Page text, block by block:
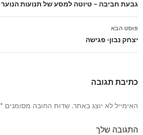
ניווט
פוסטים
גבעת חביבה – טיוטה למסע של תנועות הנוער
פוסט הבא
יצחק נבון- פגישה
כתיבת תגובה
האימייל לא יוצג באתר. שדות החובה מסומנים *
התגובה שלך